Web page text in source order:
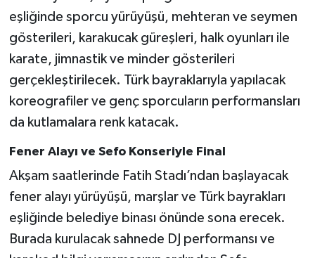
eşliğinde sporcu yürüyüşü, mehteran ve seymen
gösterileri, karakucak güreşleri, halk oyunları ile
karate, jimnastik ve minder gösterileri
gerçekleştirilecek. Türk bayraklarıyla yapılacak
koreografiler ve genç sporcuların performansları
da kutlamalara renk katacak.
Fener Alayı ve Sefo Konseriyle Final
Akşam saatlerinde Fatih Stadı’ndan başlayacak
fener alayı yürüyüşü, marşlar ve Türk bayrakları
eşliğinde belediye binası önünde sona erecek.
Burada kurulacak sahnede DJ performansı ve